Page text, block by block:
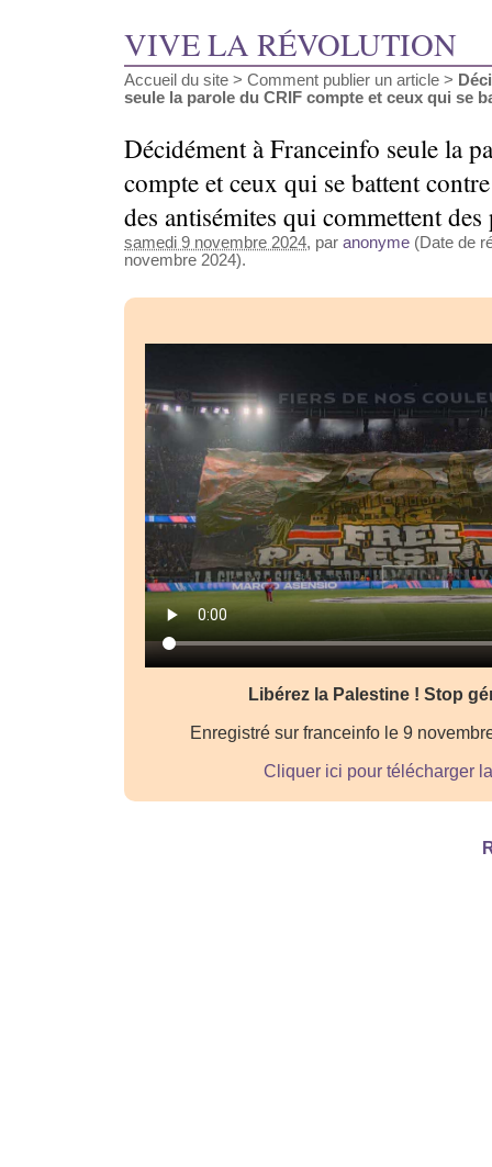
VIVE LA RÉVOLUTION
Accueil du site > Comment publier un article >
seule la parole du CRIF compte et ceux qui se
Décidément à Franceinfo seule la
compte et ceux qui se battent
des antisémites qui commettent
samedi 9 novembre 2024, par anonyme (Date de
novembre 2024).
Libérez la Palestine ! Stop
Enregistré sur franceinfo le 9
Cliquer ici pour télécharger